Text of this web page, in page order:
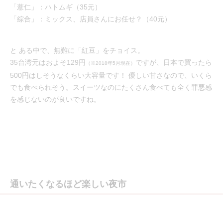
「薏仁」：ハトムギ（35元）
「綜合」：ミックス、店員さんにお任せ？（40元）
と ある中で、無難に「紅豆」をチョイス。
35台湾元はおよそ129円
（※2018年5月現在） ですが、日本で買ったら
500円はしそうなくらい大容量です！ 優しい甘さなので、いくら
でも食べられそう。スイーツなのにたくさん食べても全く罪悪感
を感じないのが良いですね。
通いたくなるほど楽しい夜市